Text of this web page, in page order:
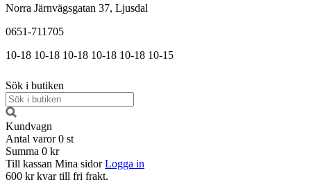
Norra Järnvägsgatan 37, Ljusdal
0651-711705
10-18 10-18 10-18 10-18 10-18 10-15
Sök i butiken
Kundvagn
Antal varor 0 st
Summa 0 kr
Till kassan Mina sidor Logga in
600 kr kvar till fri frakt.